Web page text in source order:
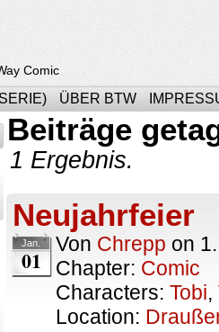
Comic
ÜBER BTW
Beiträge
1 Ergebnis.
Neujahrfeier
Jan.
01
Von Chrepp on
Chapter: Comic
Characters: Tobi,
Location: